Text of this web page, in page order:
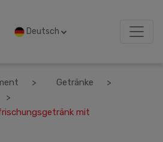
Deutsch
Getränke
mit